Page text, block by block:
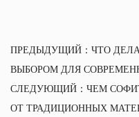
ПРЕДЫДУЩИЙ： ЧТО
ВЫБОРОМ ДЛЯ
СЛЕДУЮЩИЙ： ЧЕМ
ОТ ТРАДИЦИОННЫХ